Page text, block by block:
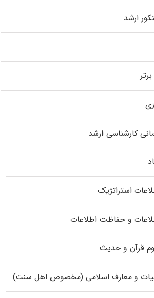
ارشد
کارشناسی ارشد
استراتژیک
و حفاظت اطلاعات
قرآن و حدیث
و معارف اسلامی (مخصوص اهل سنت)